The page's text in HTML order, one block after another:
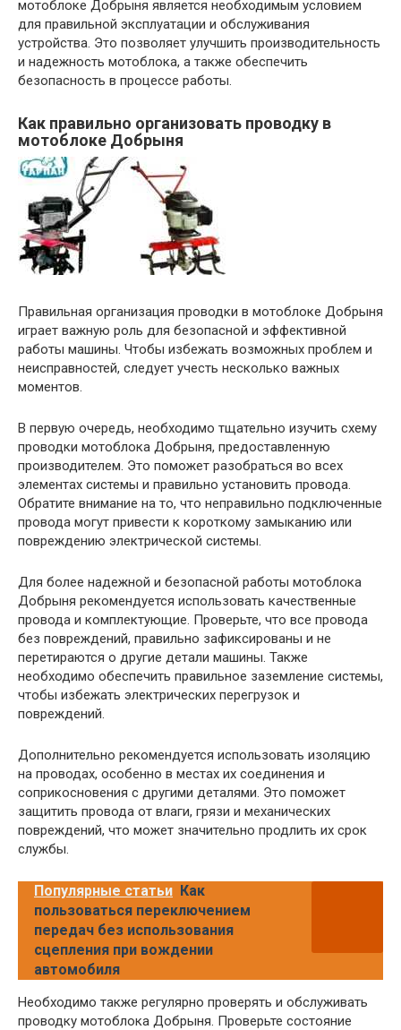
мотоблоке Добрыня является необходимым условием
для правильной эксплуатации и обслуживания
устройства. Это позволяет улучшить производительность
и надежность мотоблока, а также обеспечить
безопасность в процессе работы.
Как правильно организовать проводку в
мотоблоке Добрыня
Правильная организация проводки в мотоблоке Добрыня
играет важную роль для безопасной и эффективной
работы машины. Чтобы избежать возможных проблем и
неисправностей, следует учесть несколько важных
моментов.
В первую очередь, необходимо тщательно изучить схему
проводки мотоблока Добрыня, предоставленную
производителем. Это поможет разобраться во всех
элементах системы и правильно установить провода.
Обратите внимание на то, что неправильно подключенные
провода могут привести к короткому замыканию или
повреждению электрической системы.
Для более надежной и безопасной работы мотоблока
Добрыня рекомендуется использовать качественные
провода и комплектующие. Проверьте, что все провода
без повреждений, правильно зафиксированы и не
перетираются о другие детали машины. Также
необходимо обеспечить правильное заземление системы,
чтобы избежать электрических перегрузок и
повреждений.
Дополнительно рекомендуется использовать изоляцию
на проводах, особенно в местах их соединения и
соприкосновения с другими деталями. Это поможет
защитить провода от влаги, грязи и механических
повреждений, что может значительно продлить их срок
службы.
Популярные статьи Как
пользоваться переключением
передач без использования
сцепления при вождении
автомобиля
Необходимо также регулярно проверять и обслуживать
проводку мотоблока Добрыня. Проверьте состояние